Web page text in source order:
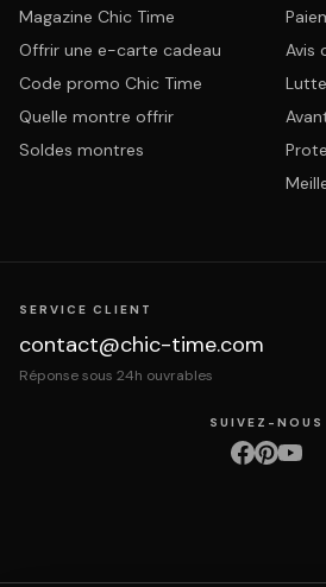
Magazine Chic Time
Offrir une e-carte cadeau
Code promo Chic Time
Quelle montre offrir
Soldes montres
Avis
SERVICE CLIENT
contact@chic-time.com
Réponse sous 24h ouvrables
SUIVEZ-NOUS